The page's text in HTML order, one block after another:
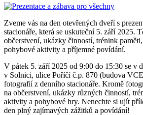
Zveme vás na den otevřených dveří s
stacionáře, která se uskuteční 5. září 2025.
občerstvení, ukázky činností, trénink
pohybové aktivity a příjemné povídání.
V pátek 5. září 2025 od 9:00 do 15:30 se v
v Solnici, ulice Poříčí č.p. 870 (budova
fotografií z denního stacionáře. Kromě
na občerstvení, ukázky různých činností,
aktivity a pohybové hry. Nenechte si ujít
den plný zajímavých zážitků a povídání!